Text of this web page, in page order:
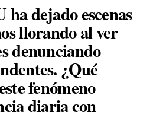
ha dejado escenas
llorando al ver
denunciando
¿Qué
fenómeno
diaria con